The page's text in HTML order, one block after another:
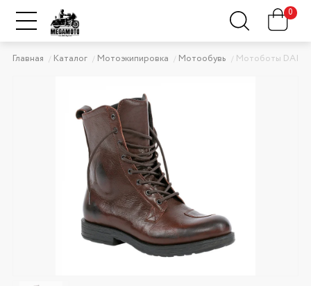
0
Главная Каталог Мотоэкипировка Мотообувь Мотоботы